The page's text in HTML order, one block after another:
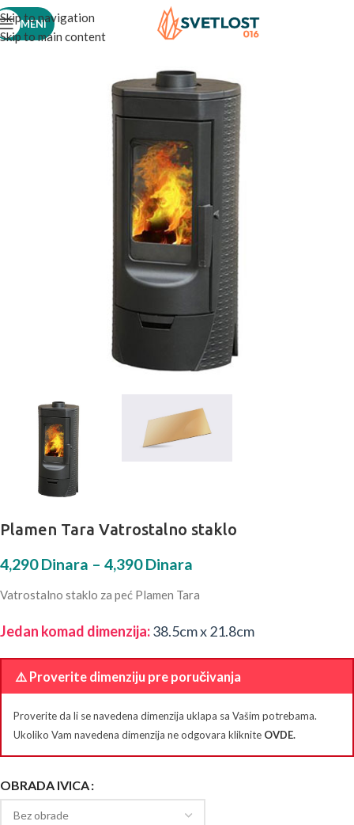
Skip to navigation
Skip to main content
MENI
Plamen Tara Vatrostalno staklo
4,290Dinara – 4,390Dinara
Vatrostalno staklo za peć Plamen Tara
Jedan komad dimenzija:38.5cm x 21.8cm
⚠️ Proverite dimenziju pre poručivanja
Proverite da li se navedena dimenzija uklapa sa Vašim potrebama.
Ukoliko Vam navedena dimenzija ne odgovara kliknite OVDE.
OBRADA IVICA